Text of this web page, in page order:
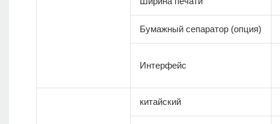
Бумажный сепаратор (опция)
Интерфейс
китайский